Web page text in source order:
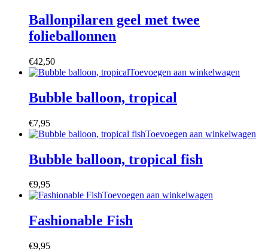
Ballonpilaren geel met twee
folieballonnen
€42,50
Toevoegen aan winkelwagen
Bubble balloon, tropical
€7,95
Toevoegen aan winkelwagen
Bubble balloon, tropical fish
€9,95
Toevoegen aan winkelwagen
Fashionable Fish
€9,95